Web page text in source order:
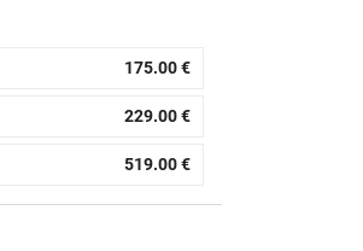
175.00 €
229.00 €
519.00 €